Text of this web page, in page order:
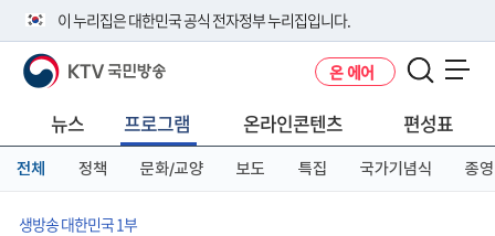
이 누리집은 대한민국 공식 전자정부 누리집입니다.
공식 누리집 주소 확인하기
니다.
이밖에 or.kr 또는 .kr등 다른 도메인 주소를 사용하고 있다면 아래 URL에
서 도메인 주소를 확인해 보세요
KTV 국민방송 온 에어
뉴스 프로그램 온라인콘텐츠 편성표
전체 정책 문화/교양 보도 특집 국가기념식 종영
생방송 대한민국 1부